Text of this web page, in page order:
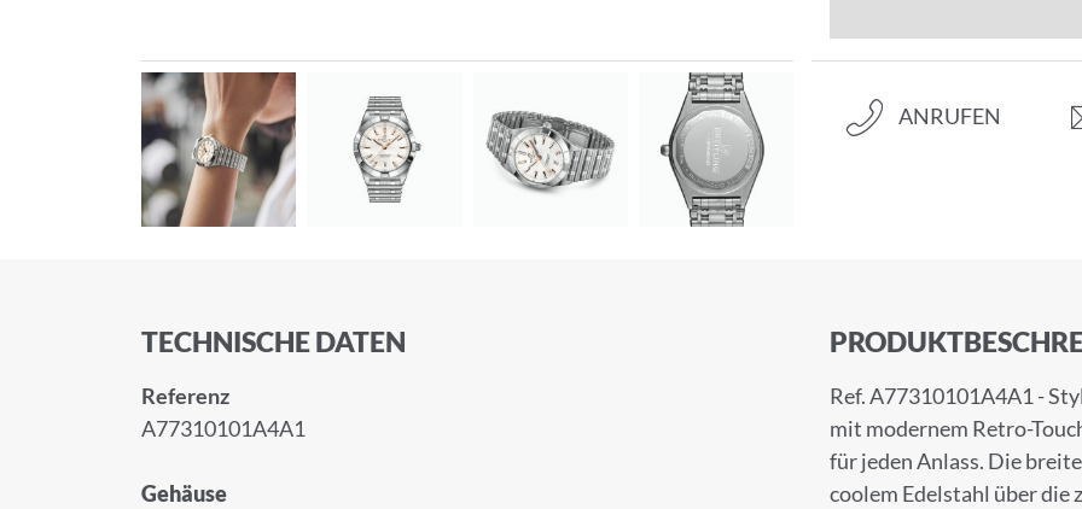
ANRUFEN
TECHNISCHE DATEN
Referenz
A77310101A4A1
Gehäuse
Ref. A77310101A4A1 -
mit modernem Retro-
für jeden Anlass. Die
coolem Edelstahl über die